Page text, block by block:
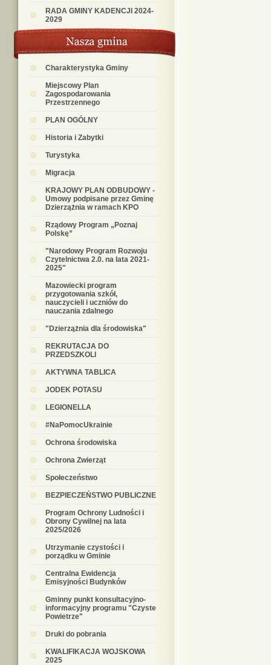
RADA GMINY KADENCJI 2024-
2029
Charakterystyka Gminy
Miejscowy Plan
Zagospodarowania
Przestrzennego
PLAN OGÓLNY
Historia i Zabytki
Turystyka
Migracja
KRAJOWY PLAN ODBUDOWY -
Umowy podpisane przez Gminę
Dzierzążnia w ramach KPO
Rządowy Program „Poznaj
Polskę”
"Narodowy Program Rozwoju
Czytelnictwa 2.0. na lata 2021-
2025"
Mazowiecki program
przygotowania szkół,
nauczycieli i uczniów do
nauczania zdalnego
"Dzierzążnia dla środowiska"
REKRUTACJA DO
PRZEDSZKOLI
AKTYWNA TABLICA
JODEK POTASU
LEGIONELLA
#NaPomocUkrainie
Ochrona środowiska
Ochrona Zwierząt
Społeczeństwo
BEZPIECZEŃSTWO PUBLICZNE
Program Ochrony Ludności i
Obrony Cywilnej na lata
2025/2026
Utrzymanie czystości i
porządku w Gminie
Centralna Ewidencja
Emisyjności Budynków
Gminny punkt konsultacyjno-
informacyjny programu "Czyste
Powietrze"
Druki do pobrania
KWALIFIKACJA WOJSKOWA
2025